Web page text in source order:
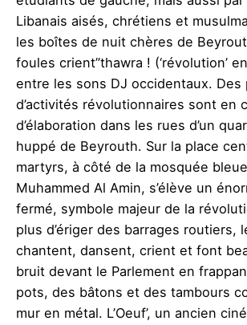
Libanais aisés, chrétiens et
les boîtes de nuit chères de
foules crient”thawra ! (‘révolution’
entre les sons DJ occidentaux. Des
d’activités révolutionnaires sont en
d’élaboration dans les rues d’un
huppé de Beyrouth. Sur la place
martyrs, à côté de la mosquée bleue
Muhammed Al Amin, s’élève un
fermé, symbole majeur de la
plus d’ériger des barrages routiers,
chantent, dansent, crient et font
bruit devant le Parlement en
pots, des bâtons et des tambours
mur en métal. L’Oeuf’, un ancien